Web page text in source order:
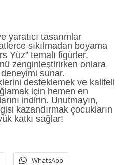
yaratıcı tasarımlar
sıkılmadan boyama
Yüz” temalı figürler,
zenginleştirirken onlara
sunar.
desteklemek ve kaliteli
için hemen en
indirin. Unutmayın,
kazandırmak çocukların
katkı sağlar!
WhatsApp